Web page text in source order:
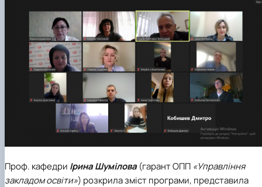
Проф. кафедри Ірина Шумілова(гарант ОПП «Управління
закладом освіти») розкрила зміст програми, представила